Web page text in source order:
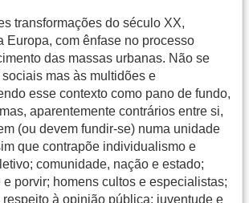
transformações do século XX,
Europa, com ênfase no processo
das massas urbanas. Não se
mas às multidões e
esse contexto como pano de fundo,
aparentemente contrários entre si,
(ou devem fundir-se) numa unidade
que contrapõe individualismo e
comunidade, nação e estado;
e porvir; homens cultos e especialistas;
respeito à opinião pública; juventude e